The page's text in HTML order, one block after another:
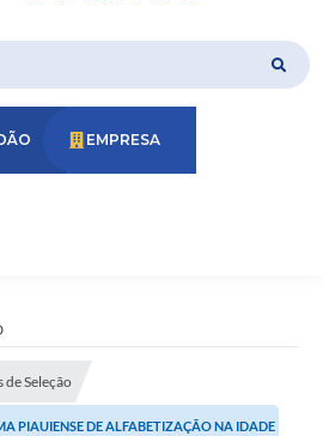
EMPRESA
de Seleção
PIAUIENSE DE ALFABETIZAÇÃO NA IDADE